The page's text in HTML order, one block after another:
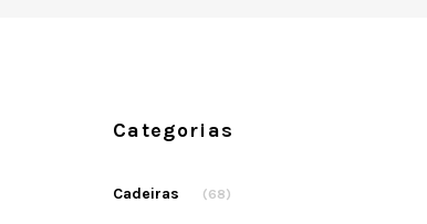
Categorias
Cadeiras (68)